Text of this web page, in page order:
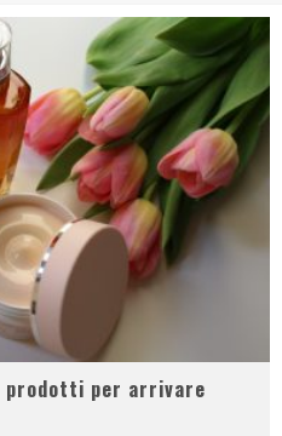
prodotti per arrivare